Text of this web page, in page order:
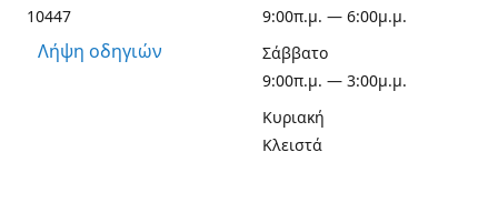
10447
Λήψη οδηγιών
9:00π.μ. — 6:00μ.μ.
Σάββατο
9:00π.μ. — 3:00μ.μ.
Κυριακή
Κλειστά